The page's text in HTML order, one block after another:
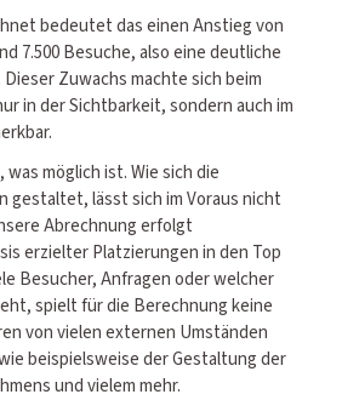
bedeutet das einen Anstieg von
7.500 Besuche, also eine deutliche
Zuwachs machte sich beim
in der Sichtbarkeit, sondern auch im
möglich ist. Wie sich die
gestaltet, lässt sich im Voraus nicht
Abrechnung erfolgt
erzielter Platzierungen in den Top
Besucher, Anfragen oder welcher
spielt für die Berechnung keine
von vielen externen Umständen
beispielsweise der Gestaltung der
und vielem mehr.